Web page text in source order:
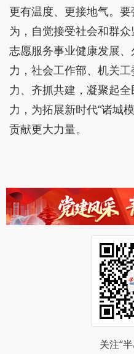
更有温度、更接地气。
为，自觉接受社会和群
志愿服务事业健康发展
力，社会工作部、机关
力、齐抓共建，凝聚起
力，为拓展新时代“诸城
贡献更大力量。
关注“